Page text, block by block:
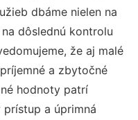
dbáme nielen na
dôslednú kontrolu
že aj malé
a zbytočné
hodnoty patrí
a úprimná